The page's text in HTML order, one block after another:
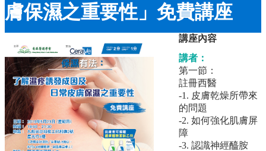
膚保濕之重要性」免費講座
講座內容
講者：
第一節：
註冊西醫
-1. 皮膚乾燥所帶來
的問題
-2. 如何強化肌膚屏
障
-3. 認識神經醯胺